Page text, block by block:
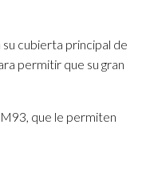
cubierta principal de
permitir que su gran
que le permiten